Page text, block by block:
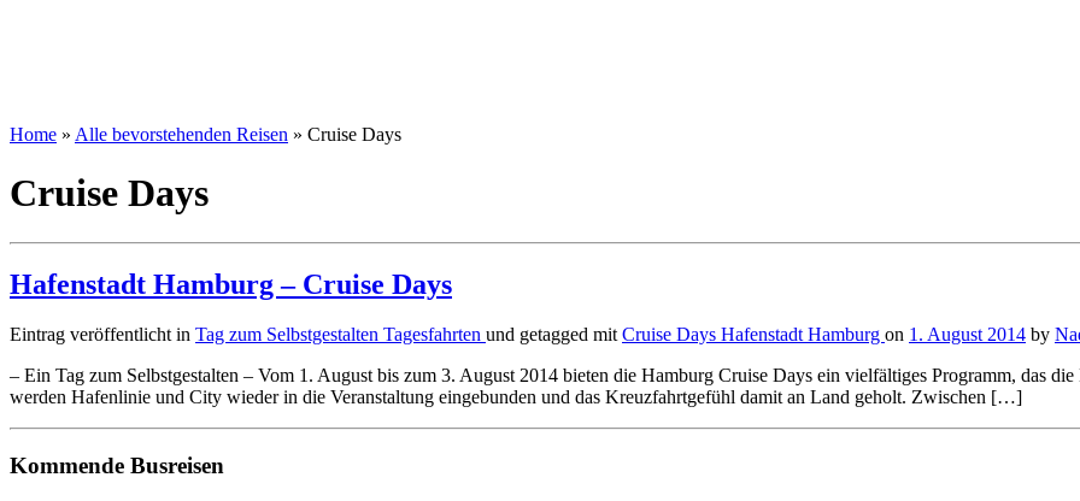
Home » Alle bevorstehenden Reisen » Cruise Days
Cruise Days
Hafenstadt Hamburg – Cruise Days
Eintrag veröffentlicht in Tag zum Selbstgestalten Tagesfahrten und getagged mitCruise Days HafenstadtHamburg on 1. August 2014 by
– Ein Tag zum Selbstgestalten – Vom 1. August bis zum 3. August 2014 bieten die Hamburg Cruise Days ein vielfältiges Programm, das
werden Hafenlinie und City wieder in die Veranstaltung eingebunden und das Kreuzfahrtgefühl damit an Land geholt. Zwischen […]
Kommende Busreisen